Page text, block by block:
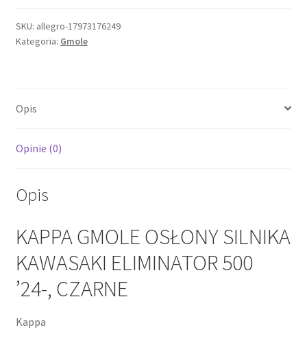
SILNIKA
KAWASAKI
CZARNE
SKU: allegro-17973176249
Kategoria: Gmole
Opis
Opinie (0)
Opis
KAPPA GMOLE OSŁONY SILNIKA
KAWASAKI ELIMINATOR 500
’24-, CZARNE
Kappa